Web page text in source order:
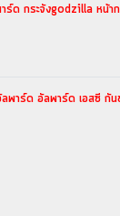
ร์ด กระจังgodzilla หน้า
าร์ด อัลพาร์ด เอสซี กั